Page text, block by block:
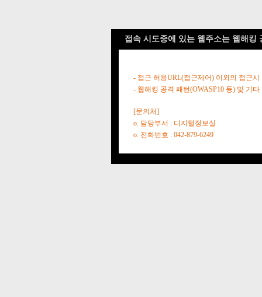
접속 시도중에 있는 웹주소는 웹해킹
- 접근 허용URL(접근제어) 이외의 접근시
- 웹해킹 공격 패턴(OWASP10 등) 및 기
[문의처]
o. 담당부서 : 디지털정보실
o. 전화번호 : 042-879-6249